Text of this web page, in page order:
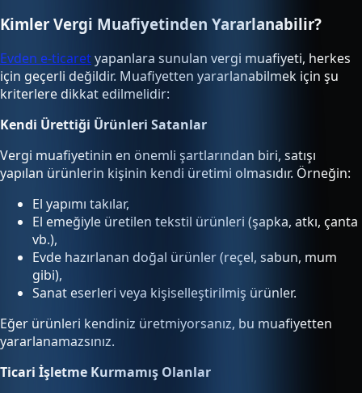
Kimler Vergi Muafiyetinden Yararlanabilir?
Evden e-ticaretyapanlara sunulan vergi muafiyeti, herkes
için geçerli değildir. Muafiyetten yararlanabilmek için şu
kriterlere dikkat edilmelidir:
Kendi Ürettiği Ürünleri Satanlar
Vergi muafiyetinin en önemli şartlarından biri, satışı
yapılan ürünlerin kişinin kendi üretimi olmasıdır. Örneğin:
El yapımı takılar,
El emeğiyle üretilen tekstil ürünleri (şapka, atkı, çanta
vb.),
Evde hazırlanan doğal ürünler (reçel, sabun, mum
gibi),
Sanat eserleri veya kişiselleştirilmiş ürünler.
Eğer ürünleri kendiniz üretmiyorsanız, bu muafiyetten
yararlanamazsınız.
Ticari İşletme Kurmamış Olanlar